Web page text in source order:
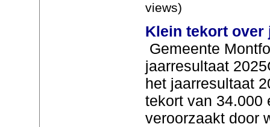
views)
Klein tekort over
Gemeente
jaarresultaat
het jaarresultaat
tekort van 34.000
veroorzaakt door